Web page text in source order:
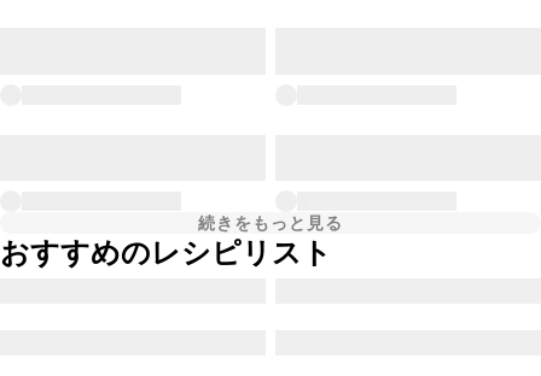
続きをもっと見る
おすすめのレシピリスト